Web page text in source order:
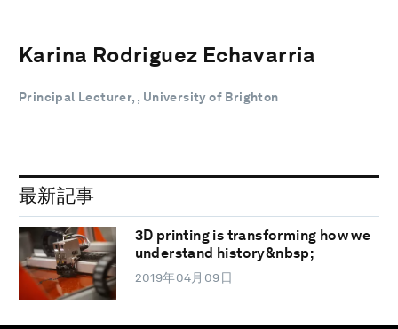
Karina Rodriguez Echavarria
Principal Lecturer, , University of Brighton
最新記事
3D printing is transforming how we
understand history&nbsp;
2019年04月09日